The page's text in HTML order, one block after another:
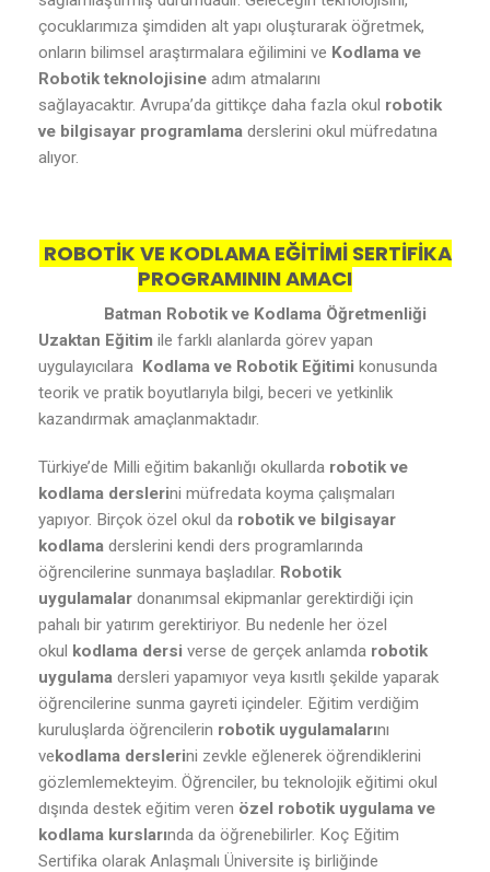
çocuklarımıza şimdiden alt yapı oluşturarak öğretmek,
onların bilimsel araştırmalara eğilimini ve Kodlama ve
Robotik teknolojisine adım atmalarını
sağlayacaktır. Avrupa’da gittikçe daha fazla okul robotik
ve bilgisayar programlama derslerini okul müfredatına
alıyor.
ROBOTİK VE KODLAMA EĞİTİMİ SERTİFİKA
PROGRAMININ AMACI
Batman Robotik ve Kodlama Öğretmenliği
Uzaktan Eğitim ile farklı alanlarda görev yapan
uygulayıcılara Kodlama ve Robotik Eğitimi konusunda
teorik ve pratik boyutlarıyla bilgi, beceri ve yetkinlik
kazandırmak amaçlanmaktadır.
Türkiye’de Milli eğitim bakanlığı okullarda robotik ve
kodlama derslerini müfredata koyma çalışmaları
yapıyor. Birçok özel okul da robotik ve bilgisayar
kodlama derslerini kendi ders programlarında
öğrencilerine sunmaya başladılar. Robotik
uygulamalar donanımsal ekipmanlar gerektirdiği için
pahalı bir yatırım gerektiriyor. Bu nedenle her özel
okul kodlama dersi verse de gerçek anlamda robotik
uygulama dersleri yapamıyor veya kısıtlı şekilde yaparak
öğrencilerine sunma gayreti içindeler. Eğitim verdiğim
kuruluşlarda öğrencilerin robotik uygulamalarını
vekodlama derslerini zevkle eğlenerek öğrendiklerini
gözlemlemekteyim. Öğrenciler, bu teknolojik eğitimi okul
dışında destek eğitim veren özel robotik uygulama ve
kodlama kurslarında da öğrenebilirler. Koç Eğitim
Sertifika olarak Anlaşmalı Üniversite iş birliğinde